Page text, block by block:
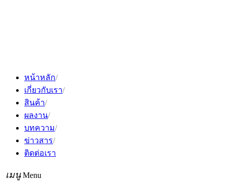
หน้าหลัก
เกี่ยวกับเรา
สินค้า
ผลงาน
บทความ
ข่าวสาร
ติดต่อเรา
Menu